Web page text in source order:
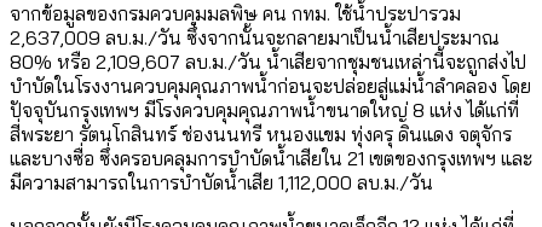
จากข้อมูลของกรมควบคุมมลพิษ คน กทม. ใช้น้ำประปารวม
2,637,009 ลบ.ม./วัน ซึ่งจากนั้นจะกลายมาเป็นน้ำเสียประมาณ
80% หรือ 2,109,607 ลบ.ม./วัน น้ำเสียจากชุมชนเหล่านี้จะถูกส่งไป
บำบัดในโรงงานควบคุมคุณภาพน้ำก่อนจะปล่อยสู่แม่น้ำลำคลอง โดย
ปัจจุบันกรุงเทพฯ มีโรงควบคุมคุณภาพน้ำขนาดใหญ่ 8 แห่ง ได้แก่ที่
สี่พระยา รัตนโกสินทร์ ช่องนนทรี หนองแขม ทุ่งครุ ดินแดง จตุจักร
และบางซื่อ ซึ่งครอบคลุมการบำบัดน้ำเสียใน 21 เขตของกรุงเทพฯ และ
มีความสามารถในการบำบัดน้ำเสีย 1,112,000 ลบ.ม./วัน